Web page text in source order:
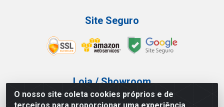
O nosso site coleta cookies próprios e de
Site Seguro
Loja / Showroom
Tel.: (11) 3227-0546